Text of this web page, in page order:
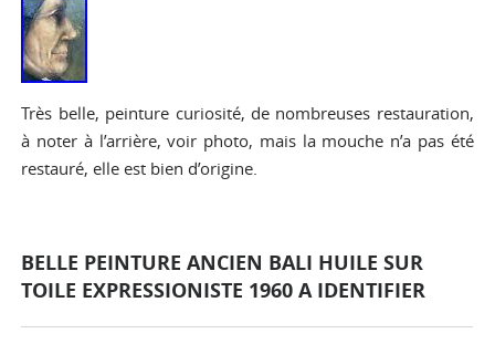
Très belle, peinture curiosité, de nombreuses restauration,
à noter à l’arrière, voir photo, mais la mouche n’a pas été
restauré, elle est bien d’origine.
BELLE PEINTURE ANCIEN BALI HUILE SUR
TOILE EXPRESSIONISTE 1960 A IDENTIFIER